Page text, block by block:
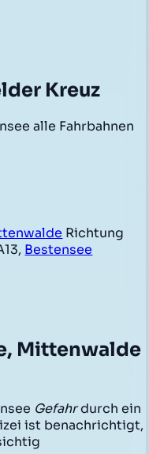
Kreuz
alle Fahrbahnen
Richtung
Bestensee
Mittenwalde
Gefahrdurch ein
ist benachrichtigt,